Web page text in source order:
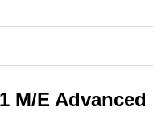
M/E Advanced